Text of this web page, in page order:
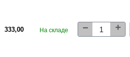
333,00 На складе − +